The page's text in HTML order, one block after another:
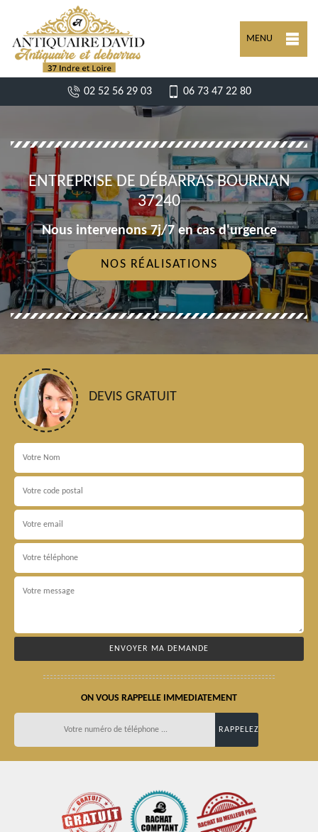
MENU
02 52 56 29 03 06 73 47 22 80
ENTREPRISE DE DÉBARRAS BOURNAN
37240
Nous intervenons 7j/7 en cas d'urgence
NOS RÉALISATIONS
DEVIS GRATUIT
ON VOUS RAPPELLE IMMEDIATEMENT